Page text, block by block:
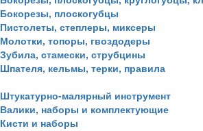
Бокорезы, плоскогубцы
Пистолеты, степлеры, миксеры
Молотки, топоры, гвоздодеры
Зубила, стамески, струбцины
Шпателя, кельмы, терки, правила
Штукатурно-малярный инструмент
Валики, наборы и комплектующие
Кисти и наборы